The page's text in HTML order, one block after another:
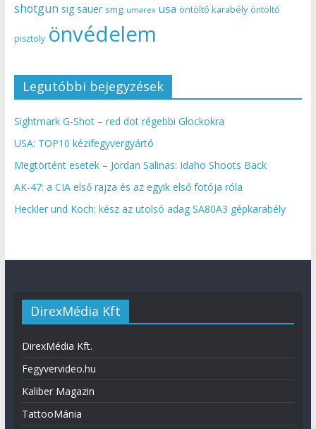
shotgun sig sauer smg umarex usa öntöltő karabély öntöltő
pisztoly önvédelem
Legutóbbi bejegyzések
Sightmark G-Shot – red dot régebbi Glockokra
USA: TOP10 kézifegyvergyártó
Megtörtént esetek – Jordan Salinas: Idaho Shoots Back
AK-47: a CIA első rajza és az egyik első fotója róla
Heckler und Koch: kész az utolsó adag SA80A3 gépkarabély
DirexMédia Kft
DirexMédia Kft.
Fegyvervideo.hu
Kaliber Magazin
TattooMánia